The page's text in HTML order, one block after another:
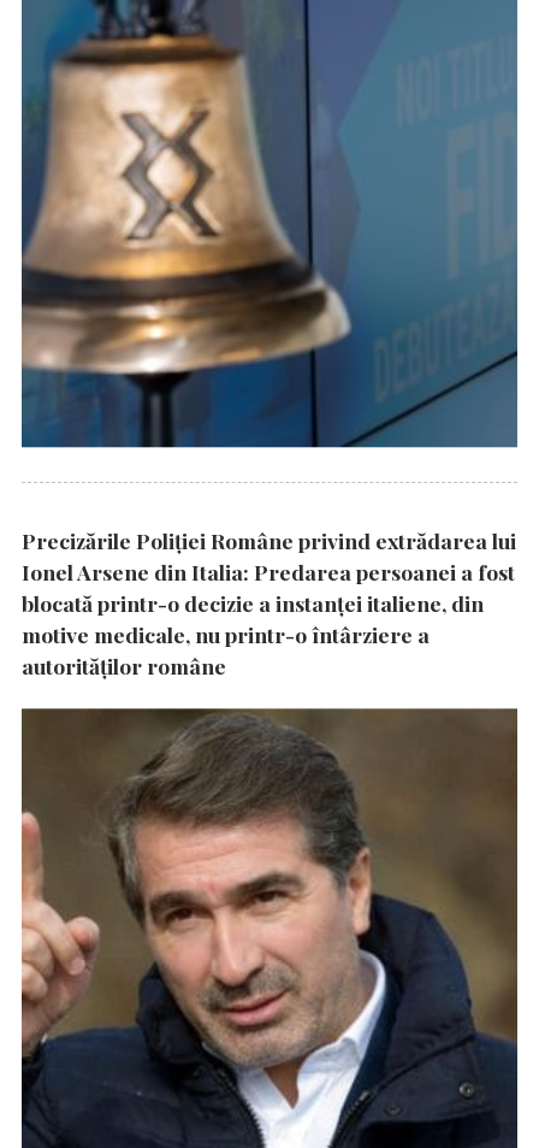
Precizările Poliţiei Române privind extrădarea lui
Ionel Arsene din Italia: Predarea persoanei a fost
blocată printr-o decizie a instanţei italiene, din
motive medicale, nu printr-o întârziere a
autorităţilor române